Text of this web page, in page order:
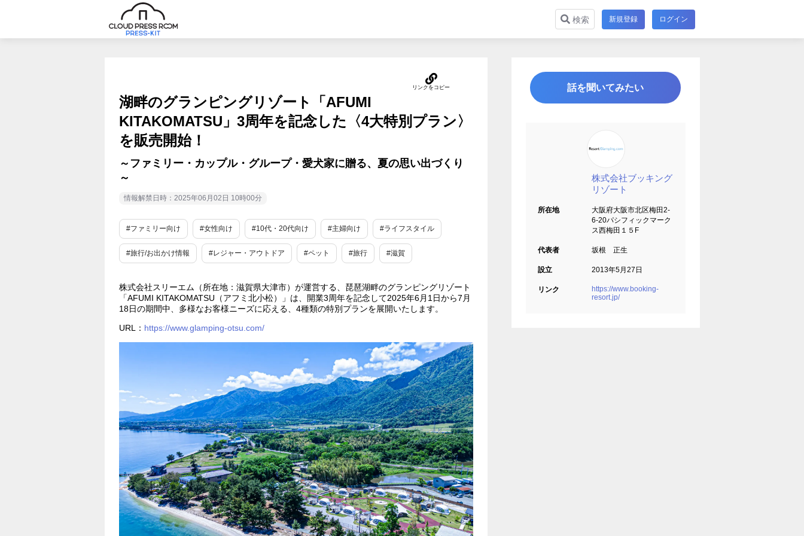
検索 新規登録 ログイン
湖畔のグランピングリゾート「AFUMI
KITAKOMATSU」3周年を記念した〈4大特別プラン〉
を販売開始！
～ファミリー・カップル・グループ・愛犬家に贈る、夏の思い出づくり
～
情報解禁日時：2025年06月02日 10時00分
#ファミリー向け #女性向け #10代・20代向け #主婦向け #ライフスタイル
#旅行/お出かけ情報 #レジャー・アウトドア #ペット #旅行 #滋賀
株式会社スリーエム（所在地：滋賀県大津市）が運営する、琵琶湖畔のグランピングリゾート
「AFUMI KITAKOMATSU（アフミ北小松）」は、開業3周年を記念して2025年6月1日から7月
18日の期間中、多様なお客様ニーズに応える、4種類の特別プランを展開いたします。
URL： https://www.glamping-otsu.com/
話を聞いてみたい
株式会社ブッキング
リゾート
所在地
大阪府大阪市北区梅田2-
6-20パシフィックマーク
ス西梅田１５F
代表者 坂根 正生
設立 2013年5月27日
リンク
https://www.booking-
resort.jp/